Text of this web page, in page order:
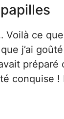
Voilà ce
j’ai
préparé
conquise !